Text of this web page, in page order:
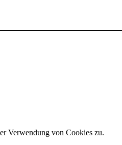
Verwendung von Cookies zu.